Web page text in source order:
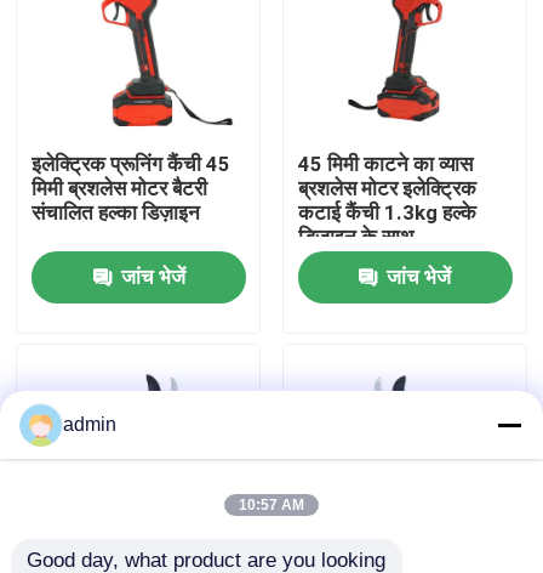
हमारे बारे में
कारखाना प्रदर्शन
हमसे संपर्क करें
गैसोलीन चेनसॉ
इलेक्ट्रिक चेनसॉ
इलेक्ट्रिक प्रूनिंग कैंची 45
मिमी ब्रशलेस मोटर बैटरी
संचालित हल्का डिज़ाइन
जांच भेजें
45 मिमी काटने का व्यास
ब्रशलेस मोटर इलेक्ट्रिक
कटाई कैंची 1.3kg हल्के
डिजाइन के साथ
जांच भेजें
admin
10:57 AM
Good day, what product are you looking